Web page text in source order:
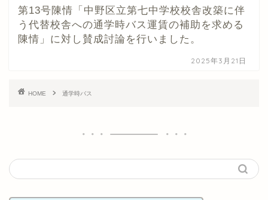
第13号陳情「中野区立第七中学校校舎改築に伴
う代替校舎への通学時バス運賃の補助を求める
陳情」に対し賛成討論を行いました。
2025年3月21日
HOME 通学時バス